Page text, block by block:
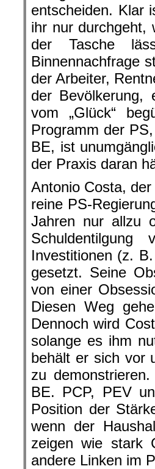
entscheiden. Klar
ihr nur durchgeht,
der Tasche
Binnennachfrage
der Arbeiter,
der Bevölkerung,
vom „Glück“
Programm der
BE, ist
der Praxis daran
Antonio Costa,
reine PS-
Jahren nur allzu
Investitionen (z.
gesetzt. Seine
von einer
Diesen Weg
Dennoch wird
solange es ihm
behält er sich vor
zu
BE. PCP, PEV
Position der
wenn der
zeigen wie stark
andere Linken im